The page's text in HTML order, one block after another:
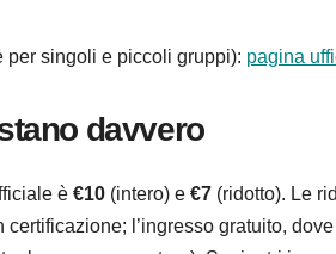
per singoli e piccoli gruppi): pagina
davvero
è €10 (intero) e €7 (ridotto). Le
l’ingresso gratuito,